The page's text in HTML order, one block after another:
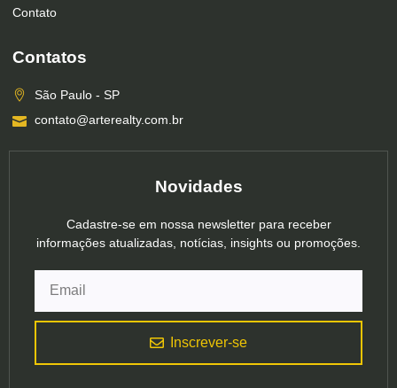
Contato
Contatos
São Paulo - SP
contato@arterealty.com.br
Novidades
Cadastre-se em nossa newsletter para receber
informações atualizadas, notícias, insights ou promoções.
Inscrever-se